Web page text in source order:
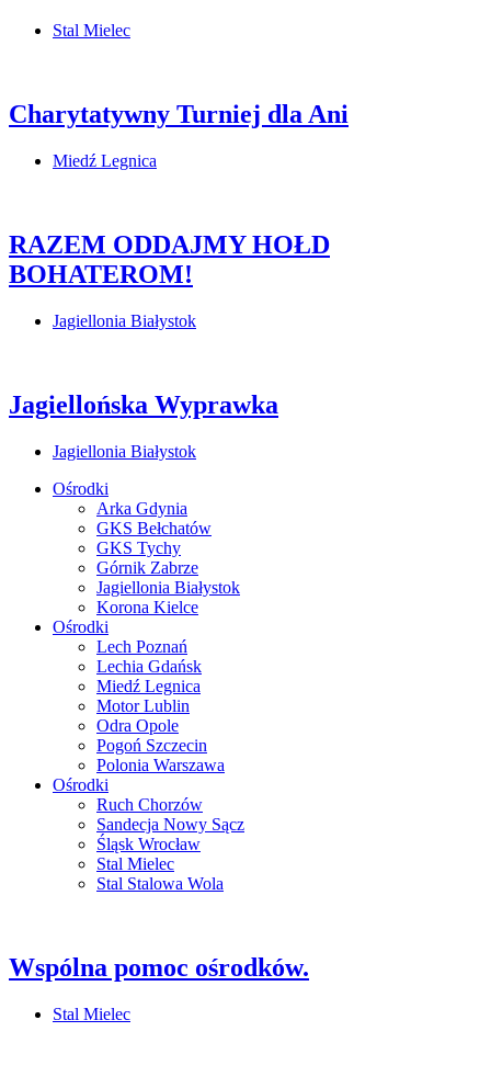
Stal Mielec
Charytatywny Turniej dla Ani
Miedź Legnica
RAZEM ODDAJMY HOŁD
BOHATEROM!
Jagiellonia Białystok
Jagiellońska Wyprawka
Jagiellonia Białystok
Ośrodki
Arka Gdynia
GKS Bełchatów
GKS Tychy
Górnik Zabrze
Jagiellonia Białystok
Korona Kielce
Ośrodki
Lech Poznań
Lechia Gdańsk
Miedź Legnica
Motor Lublin
Odra Opole
Pogoń Szczecin
Polonia Warszawa
Ośrodki
Ruch Chorzów
Sandecja Nowy Sącz
Śląsk Wrocław
Stal Mielec
Stal Stalowa Wola
Wspólna pomoc ośrodków.
Stal Mielec